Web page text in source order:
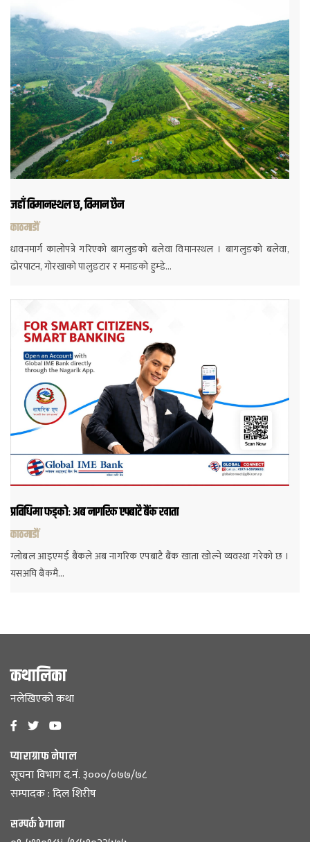
जहाँ विमानस्थल छ, विमान छैन
काठमाडौं
धावनमार्ग कालोपत्रे गरिएको बागलुङको बलेवा विमानस्थल । बागलुङको बलेवा,
ढोरपाटन, गोरखाको पालुङटार र मनाङको हुम्डे…
प्रविधिमा फड्कोः अब नागरिक एपबाटै बैंक खाता
काठमाडौं
ग्लोबल आइएमई बैंकले अब नागरिक एपबाटै बैंक खाता खोल्ने व्यवस्था गरेको छ ।
यसअघि बैंकमै…
कथालिका
नलेखिएको कथा
प्याराग्राफ नेपाल
सूचना विभाग द.नं. ३०००/०७७/७८
सम्पादक : दिल शिरीष
सम्पर्क ठेगाना